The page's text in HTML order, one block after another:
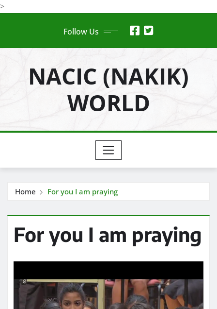
>Skip
Follow Us
NACIC (NAKIK)
WORLD
Home For you I am praying
For you I am praying